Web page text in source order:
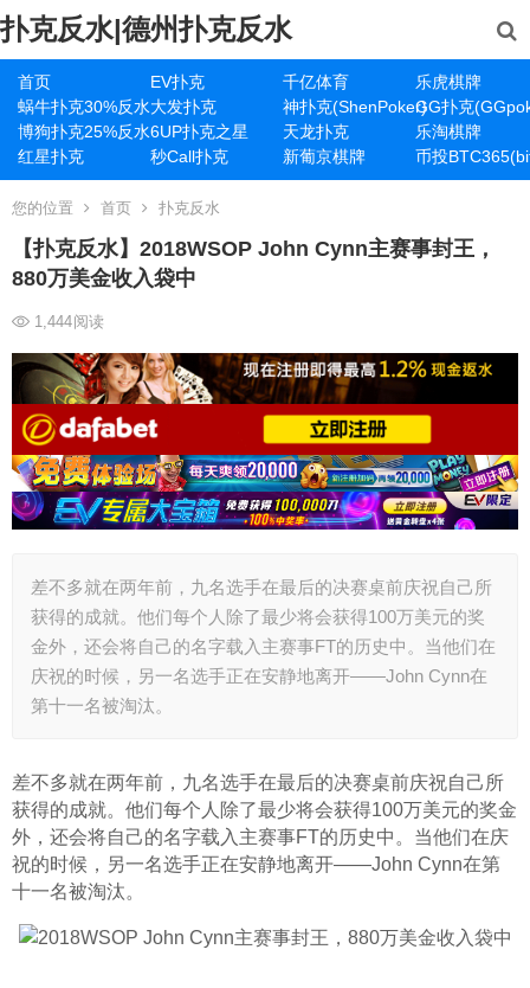
扑克反水|德州扑克反水
首页 EV扑克 千亿体育
乐虎棋牌
蜗牛扑克30%反水大发扑克 神扑克(ShenPoker)GG扑克
博狗扑克25%反水6UP扑克之星 天龙扑克
乐淘棋牌
红星扑克
秒Call扑克 新葡京棋牌 币投
您的位置 首页 扑克反水
【扑克反水】2018WSOP John Cynn主赛事封王，
880万美金收入袋中
1,444阅读
差不多就在两年前，九名选手在最后的决赛桌前庆祝自己所
获得的成就。他们每个人除了最少将会获得100万美元的奖
金外，还会将自己的名字载入主赛事FT的历史中。当他们在
庆祝的时候，另一名选手正在安静地离开——John Cynn在
第十一名被淘汰。
差不多就在两年前，九名选手在最后的决赛桌前庆祝自己所
获得的成就。他们每个人除了最少将会获得100万美元的奖金
外，还会将自己的名字载入主赛事FT的历史中。当他们在庆
祝的时候，另一名选手正在安静地离开——John Cynn在第
十一名被淘汰。